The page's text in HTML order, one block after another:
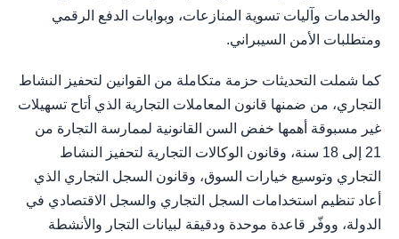
والخدمات وآليات تسوية المنازعات، وبوابات الدفع الرقمي
ومتطلبات الأمن السيبراني.
كما شملت التحديثات حزمة متكاملة من القوانين لتحفيز النشاط
التجاري، من ضمنها قانون المعاملات التجارية الذي أتاح تسهيلات
غير مسبوقة أهمها خفض السن القانونية لممارسة التجارة من
21 إلى 18 سنة، وقانون الوكالات التجارية لتحفيز النشاط
التجاري وتوسيع خيارات السوق، وقانون السجل التجاري الذي
أعاد تنظيم استخدامات السجل التجاري والسجل الاقتصادي في
الدولة، ووفّر قاعدة موحدة ودقيقة لبيانات التجار والأنشطة